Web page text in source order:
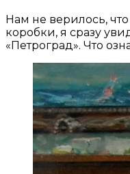
Нам не верилось,
коробки, я сразу
«Петроград». Что